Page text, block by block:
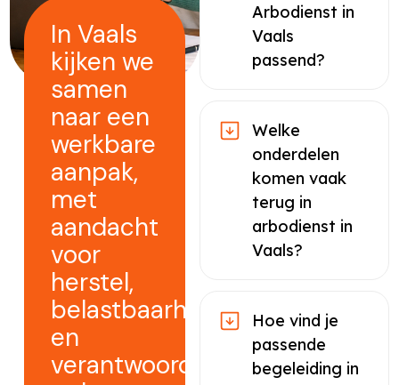
In Vaals
kijken we
samen
naar een
werkbare
aanpak,
met
aandacht
voor
herstel,
belastbaarheid
en
verantwoord
Arbodienst in
Vaals
passend?
Welke
onderdelen
komen vaak
terug in
arbodienst in
Vaals?
Hoe vind je
passende
begeleiding in